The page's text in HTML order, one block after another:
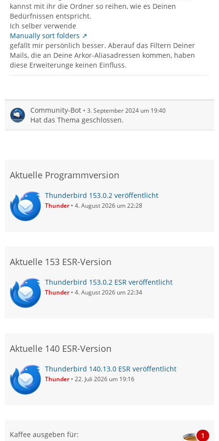
kannst mit ihr die Ordner so reihen, wie es Deinen
Bedürfnissen entspricht.
Ich selber verwende
Manually sort folders
gefällt mir persönlich besser. Aberauf das Filtern Deiner
Mails, die an Deine Arkor-Aliasadressen kommen, haben
diese Erweiterunge keinen Einfluss.
Community-Bot 3. September 2024 um 19:40
Hat das Thema geschlossen.
Aktuelle Programmversion
Thunderbird 153.0.2 veröffentlicht
Thunder 4. August 2026 um 22:28
Aktuelle 153 ESR-Version
Thunderbird 153.0.2 ESR veröffentlicht
Thunder 4. August 2026 um 22:34
Aktuelle 140 ESR-Version
Thunderbird 140.13.0 ESR veröffentlicht
Thunder 22. Juli 2026 um 19:16
Kaffee ausgeben für: 1